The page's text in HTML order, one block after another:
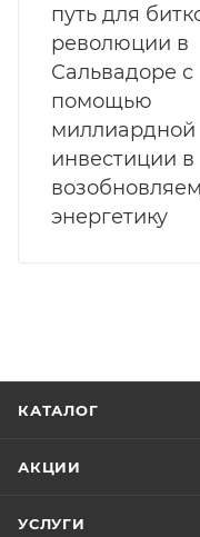
путь для
революции в
Сальвадоре с
помощью
миллиардной
инвестиции в
энергетику
КАТАЛОГ
АКЦИИ
УСЛУГИ